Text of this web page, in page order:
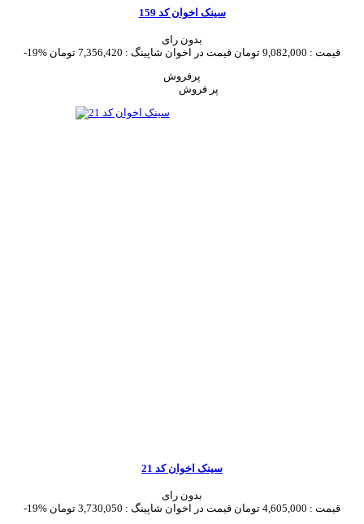
سینک اخوان کد 159
بدون رای
-19%
قیمت : 9,082,000 تومان قیمت در اخوان شاپینگ : 7,356,420 تومان
پرفروش
سینک اخوان کد 21
بدون رای
-19%
قیمت : 4,605,000 تومان قیمت در اخوان شاپینگ : 3,730,050 تومان